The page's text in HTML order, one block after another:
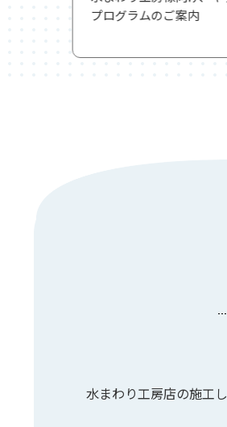
プログラムのご案内
水まわり工房店の施工